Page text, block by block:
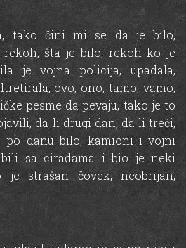
tako čini mi se da je bilo,
šta je bilo, rekoh ko je
je vojna policija, upadala,
ovo, ono, tamo, vamo,
pesme da pevaju, tako je to
da li drugi dan, da li treći,
po danu bilo, kamioni i vojni
sa ciradama i bio je neki
je strašan čovek, neobrijan,